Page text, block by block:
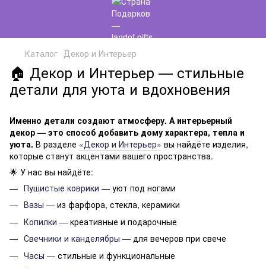
Каталог Декор и Интерьер
🏠 Декор и Интерьер — стильные
детали для уюта и вдохновения
Именно детали создают атмосферу. А интерьерный
декор — это способ добавить дому характера, тепла и
уюта. В разделе «Декор и Интерьер» вы найдёте изделия,
которые станут акцентами вашего пространства.
🌟 У нас вы найдёте:
Пушистые коврики — уют под ногами
Вазы — из фарфора, стекла, керамики
Копилки — креативные и подарочные
Свечники и канделябры — для вечеров при свече
Часы — стильные и функциональные